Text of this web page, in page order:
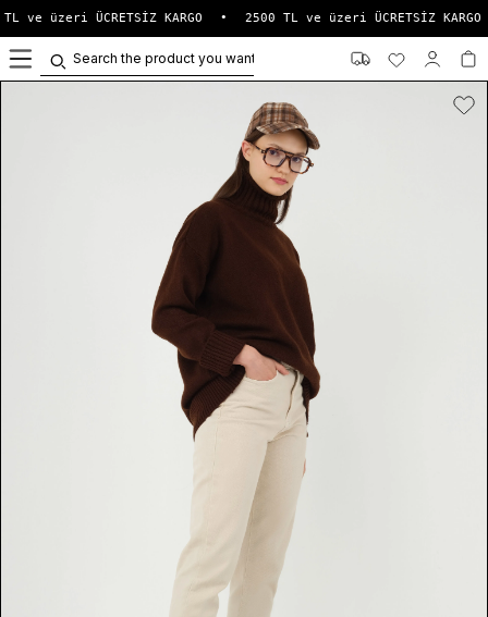
ve üzeri ÜCRETSİZ KARGO • 2500 TL ve üzeri ÜCRETSİZ KARGO